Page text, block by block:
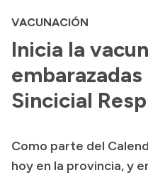
Referentes de prensa
Archivo de noticias
Transparencia
Boletín Oficial
VACUNACIÓN
Inicia la
Sincicial
Como parte del
hoy en la provincia, y